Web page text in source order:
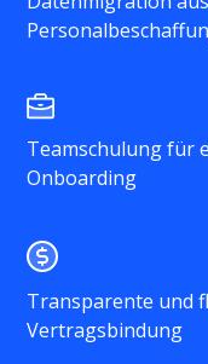
Teamschulung für
Onboarding
Transparente und
Vertragsbindung